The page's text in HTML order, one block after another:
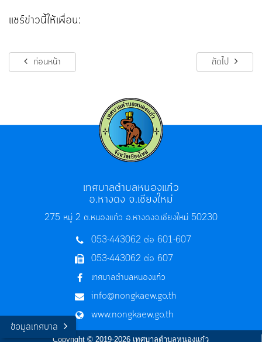
ข้อมูลเทศบาล
แชร์ข่าวนี้ให้เพื่อน:
ก่อนหน้า ถัดไป
275 หมู่ 2 ต.หนองแก๋ว อ.หางดงจ.เชียงใหม่ 50230
เทศบาลตำบลหนองแก๋ว
อ.หางดง จ.เชียงใหม่
053-443062 ต่อ 601-607
053-443062 ต่อ 607
เทศบาลตำบลหนองแก๋ว
info@nongkaew.go.th
www.nongkaew.go.th
Copyright © 2019-2026 เทศบาลตำบลหนองแก๋ว